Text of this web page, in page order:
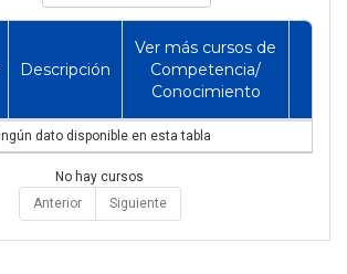
Descripción
Ver más cursos de
Competencia/
Conocimiento
dato disponible en esta tabla
No hay cursos
Anterior
Siguiente